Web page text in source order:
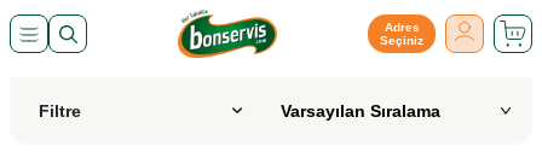
Adres
Seçiniz
Filtre